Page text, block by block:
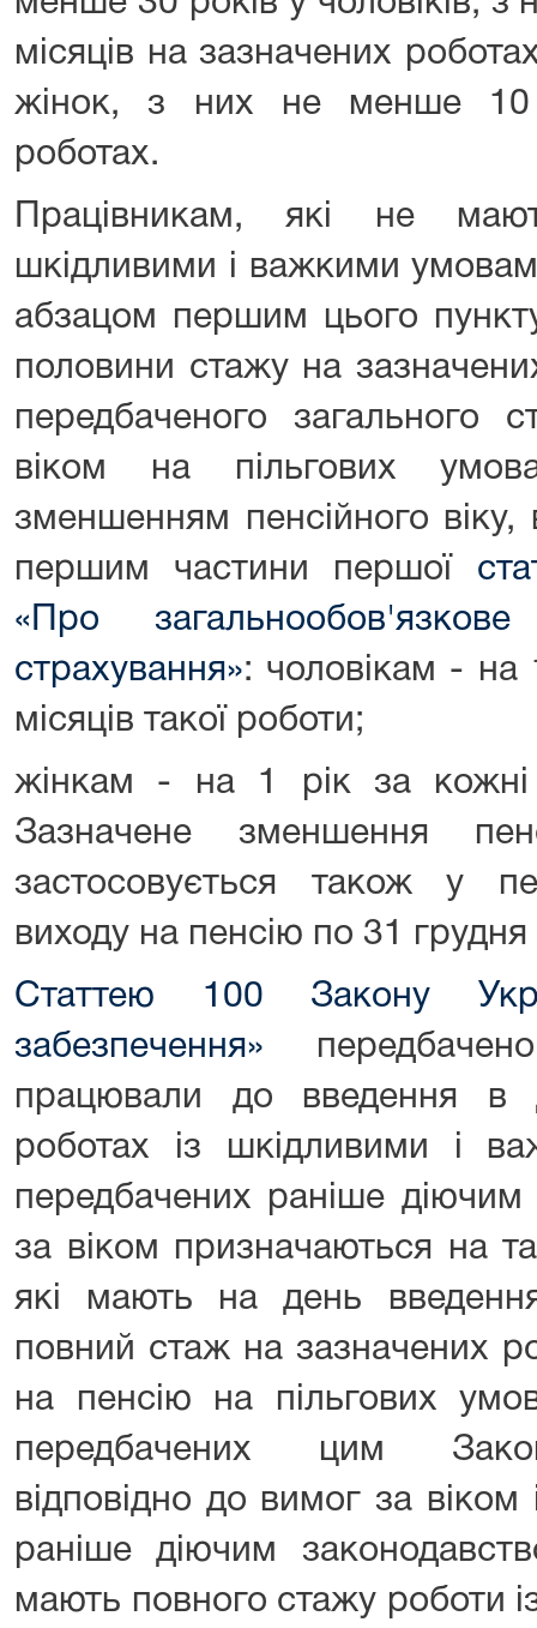
місяців на зазначених
жінок, з них не менше 10
роботах.
Працівникам, які не
шкідливими і важкими
абзацом першим цього
половини стажу на
передбаченого загального
віком на пільгових
зменшенням пенсійного віку,
першим частини першої
«Про
страхування»: чоловікам - на
місяців такої роботи;
жінкам - на 1 рік за кожні
Зазначене зменшення
застосовується також у
виходу на пенсію по 31
Статтею 100 Закону
забезпечення»
працювали до введення
роботах із шкідливими і
передбачених раніше діючим
за віком призначаються на
які мають на день
повний стаж на зазначених
на пенсію на пільгових
передбачених цим
відповідно до вимог за
раніше діючим
мають повного стажу роботи